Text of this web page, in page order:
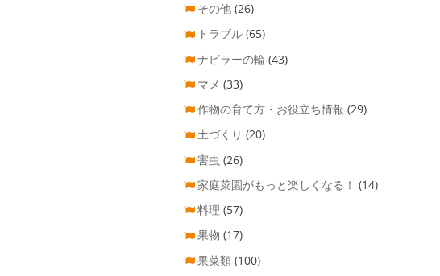
その他 (26)
トラブル (65)
ナビラーの輪 (43)
マメ (33)
作物の育て方・お役立ち情報 (29)
土づくり (20)
害虫 (26)
家庭菜園がもっと楽しくなる！ (14)
料理 (57)
果物 (17)
果菜類 (100)